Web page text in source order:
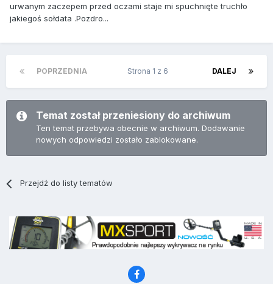
urwanym zaczepem przed oczami staje mi spuchnięte truchło
jakiegoś sołdata .Pozdro...
POPRZEDNIA DALEJ
Strona 1 z 6
Temat został przeniesiony do archiwum
Ten temat przebywa obecnie w archiwum. Dodawanie
nowych odpowiedzi zostało zablokowane.
Przejdź do listy tematów